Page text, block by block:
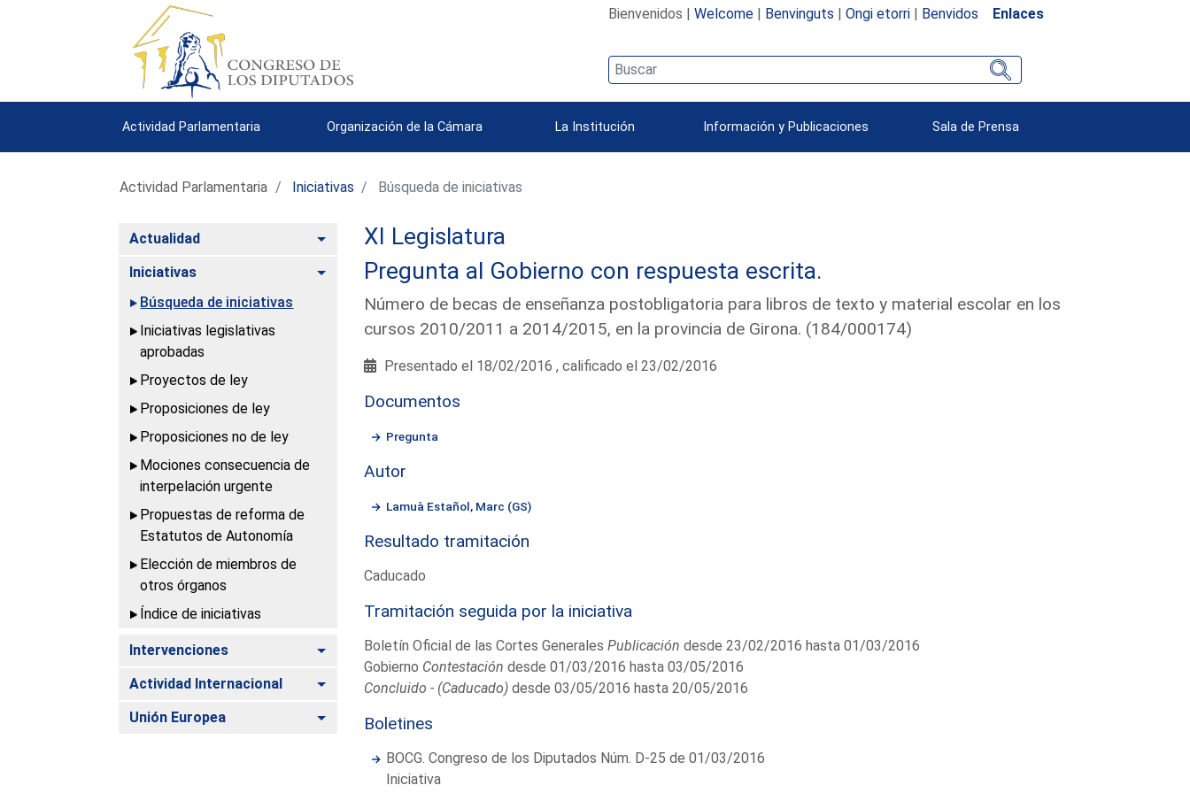
Bienvenidos | Welcome| Benvinguts | Ongi etorri| Benvidos Enlaces
Actividad Parlamentaria Organización de la Cámara La Institución Información y Publicaciones Sala de Prensa
Actividad Parlamentaria Iniciativas Búsqueda de iniciativas
Actualidad Alternar
Iniciativas
Alternar
Búsqueda de iniciativas
Iniciativas legislativas
aprobadas
Proyectos de ley
Proposiciones de ley
Proposiciones no de ley
Mociones consecuencia de
interpelación urgente
Propuestas de reforma de
Estatutos de Autonomía
Elección de miembros de
otros órganos
Índice de iniciativas
Intervenciones Alternar
Actividad Internacional Alternar
Unión Europea Alternar
XI Legislatura
Pregunta al Gobierno con respuesta escrita.
Número de becas de enseñanza postobligatoria para libros de texto y material escolar en los
cursos 2010/2011 a 2014/2015, en la provincia de Girona. (184/000174)
Presentado el 18/02/2016 , calificado el 23/02/2016
Documentos
Pregunta
Autor
Lamuà Estañol, Marc (GS)
Resultado tramitación
Caducado
Tramitación seguida por la iniciativa
Boletín Oficial de las Cortes Generales Publicación desde 23/02/2016 hasta 01/03/2016
Gobierno Contestación desde 01/03/2016 hasta 03/05/2016
Concluido - (Caducado)desde 03/05/2016 hasta 20/05/2016
Boletines
BOCG. Congreso de los Diputados Núm. D-25 de 01/03/2016
Iniciativa